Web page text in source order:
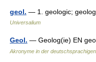
geol. — 1. geologic;
Universalium
Geol. — Geolog(ie) EN
Akronyme in der